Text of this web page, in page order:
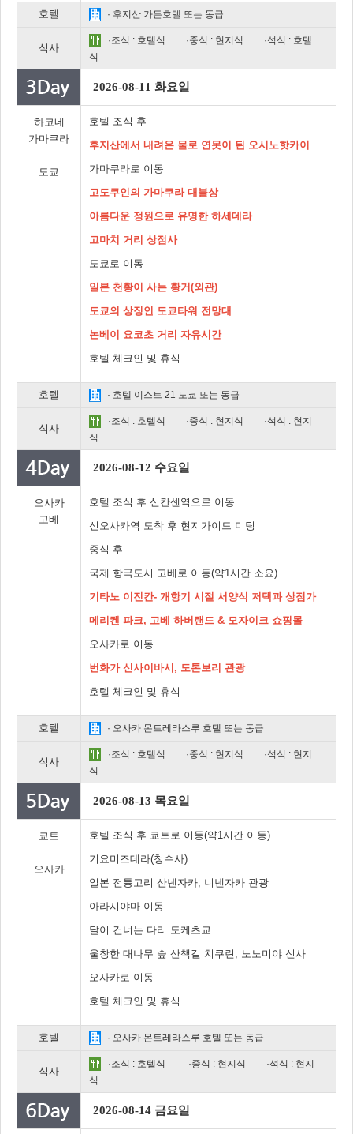
호텔 · 후지산 가든호텔 또는 동급
식사
·조식 : 호텔식 ·중식 : 현지식
·석식 : 호텔
식
2026-08-11 화요일
하코네
가마쿠라
도쿄
호텔 조식 후
후지산에서 내려온 물로 연못이 된 오시노핫카이
가마쿠라로 이동
고도쿠인의 가마쿠라 대불상
아름다운 정원으로 유명한 하세데라
고마치 거리 상점사
도쿄로 이동
일본 천황이 사는 황거(외관)
도쿄의 상징인 도쿄타워 전망대
논베이 요코초 거리 자유시간
호텔 체크인 및 휴식
호텔 · 호텔 이스트 21 도쿄 또는 동급
식사
·조식 : 호텔식 ·중식 : 현지식
·석식 : 현지
식
2026-08-12 수요일
오사카
고베
호텔 조식 후 신칸센역으로 이동
신오사카역 도착 후 현지가이드 미팅
중식 후
국제 항국도시 고베로 이동(약1시간 소요)
기타노 이진칸- 개항기 시절 서양식 저택과 상점가
메리켄 파크, 고베 하버랜드 & 모자이크 쇼핑몰
오사카로 이동
번화가 신사이바시, 도톤보리 관광
호텔 체크인 및 휴식
호텔 · 오사카 몬트레라스루 호텔 또는 동급
식사
·조식 : 호텔식 ·중식 : 현지식
·석식 : 현지
식
2026-08-13 목요일
쿄토
오사카
호텔 조식 후 쿄토로 이동(약1시간 이동)
기요미즈데라(청수사)
일본 전통고리 산넨자카, 니넨자카 관광
아라시야마 이동
달이 건너는 다리 도케츠교
울창한 대나무 숲 산책길 치쿠린, 노노미야 신사
오사카로 이동
호텔 체크인 및 휴식
호텔 · 오사카 몬트레라스루 호텔 또는 동급
식사
·조식 : 호텔식 ·중식 : 현지식
·석식 : 현지
식
2026-08-14 금요일